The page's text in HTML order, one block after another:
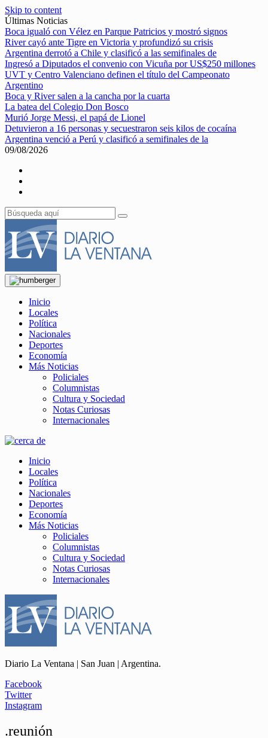
Skip to content
Últimas Noticias
Boca igualó con Vélez en Parque Patricios y mostró signos
River cayó ante Tigre en Victoria y profundizó su crisis
Argentina derrotó a Chile y clasificó a las semifinales de
Ingresó a Diputados el convenio con Vicuña por US$250 millones
UVT y Centro Valenciano definen el título del Campeonato
Argentino
Boca y River salen a la cancha por la cuarta
La batea del Colegio Don Bosco
Murió Jorge Messi, el papá de Lionel
Detuvieron a 16 personas y secuestraron seis kilos de cocaína
Argentina venció a Perú y clasificó a semifinales de la
09/08/2026
Inicio
Locales
Política
Nacionales
Deportes
Economía
Más Noticias
Policiales
Columnistas
Cultura y Sociedad
Notas Curiosas
Internacionales
Inicio
Locales
Política
Nacionales
Deportes
Economía
Más Noticias
Policiales
Columnistas
Cultura y Sociedad
Notas Curiosas
Internacionales
Diario La Ventana | San Juan | Argentina.
Facebook
Twitter
Instagram
.reunión